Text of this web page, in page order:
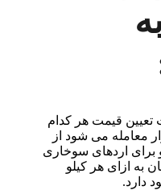
تعیین قیمت هر کدام
معامله می شود از
هر کیلو برای اردهای سوخاری
و قیمتی حدود 16000 تومان به ازای هر کیلو
دارد.